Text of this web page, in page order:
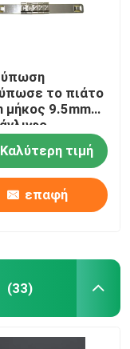
το πιάτο
μήκος 9.5mm
καλωδίων
πλάτος
Καλύτερη τιμή
επαφή
(33)